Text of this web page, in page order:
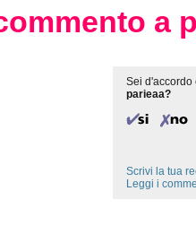
a
Sei d'accordo
parieaa?
Scrivi la tua
Leggi i